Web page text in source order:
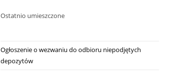
Ostatnio umieszczone
Ogłoszenie o wezwaniu do odbioru niepodjętych
depozytów